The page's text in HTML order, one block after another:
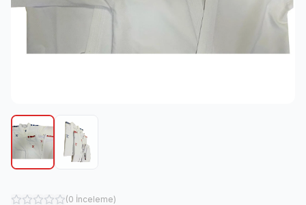
(0 İnceleme)